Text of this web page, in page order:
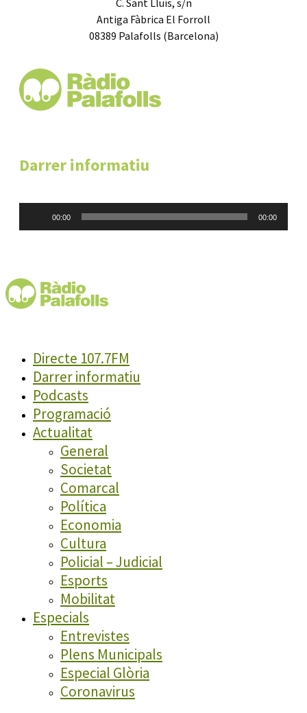
Antiga Fàbrica El Forroll
08389 Palafolls (Barcelona)
Darrer informatiu
00:00 00:00
Directe 107.7FM
Darrer informatiu
Podcasts
Programació
Actualitat
General
Societat
Comarcal
Política
Economia
Cultura
Policial – Judicial
Esports
Mobilitat
Especials
Entrevistes
Plens Municipals
Especial Glòria
Coronavirus